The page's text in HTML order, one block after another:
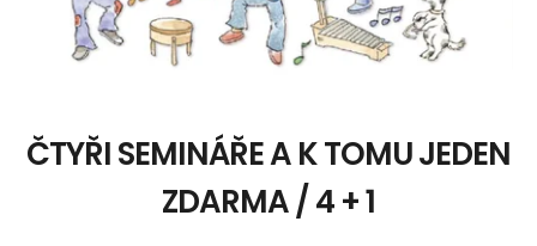
ČTYŘI SEMINÁŘE A K TOMU JEDEN
ZDARMA / 4 + 1